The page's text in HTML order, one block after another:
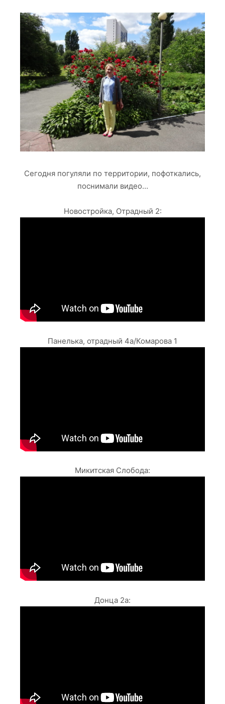
Сегодня погуляли по территории, пофоткались,
поснимали видео…
Новостройка, Отрадный 2:
Панелька, отрадный 4а/Комарова 1
Микитская Слобода:
Донца 2а: